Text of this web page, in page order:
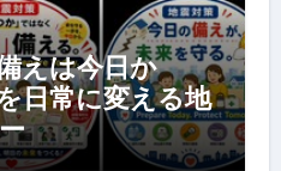
えは今日か
日常に変える地